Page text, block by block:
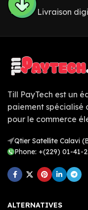
Livraison
Till PayTech est un
paiement spécialisé
pour le commerce
Qtier Satellite Calavi
Phone: +(229) 01-41-
ALTERNATIVES